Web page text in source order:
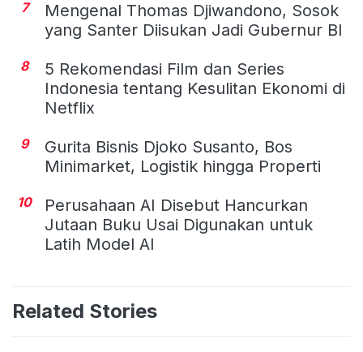
7
Mengenal Thomas Djiwandono, Sosok
yang Santer Diisukan Jadi Gubernur BI
8
5 Rekomendasi Film dan Series
Indonesia tentang Kesulitan Ekonomi di
Netflix
9
Gurita Bisnis Djoko Susanto, Bos
Minimarket, Logistik hingga Properti
10
Perusahaan AI Disebut Hancurkan
Jutaan Buku Usai Digunakan untuk
Latih Model AI
Related Stories